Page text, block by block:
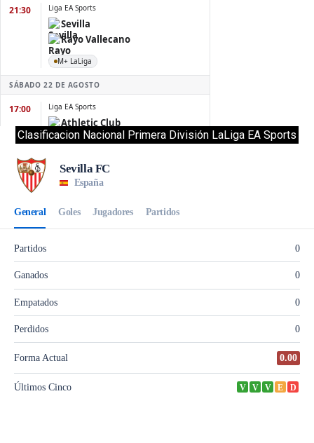
Clasificacion Nacional Primera División LaLiga EA Sports